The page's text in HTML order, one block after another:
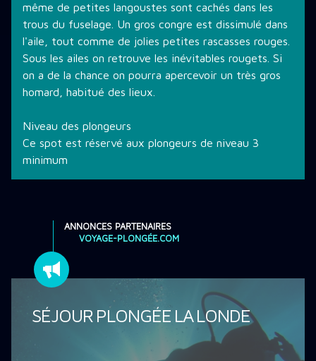
même de petites langoustes sont cachés dans les
trous du fuselage. Un gros congre est dissimulé dans
l'aile, tout comme de jolies petites rascasses rouges.
Sous les ailes on retrouve les inévitables rougets. Si
on a de la chance on pourra apercevoir un très gros
homard, habitué des lieux.
Niveau des plongeurs
Ce spot est réservé aux plongeurs de niveau 3
minimum
ANNONCES PARTENAIRES
VOYAGE-PLONGÉE.COM
SÉJOUR PLONGÉE LA LONDE